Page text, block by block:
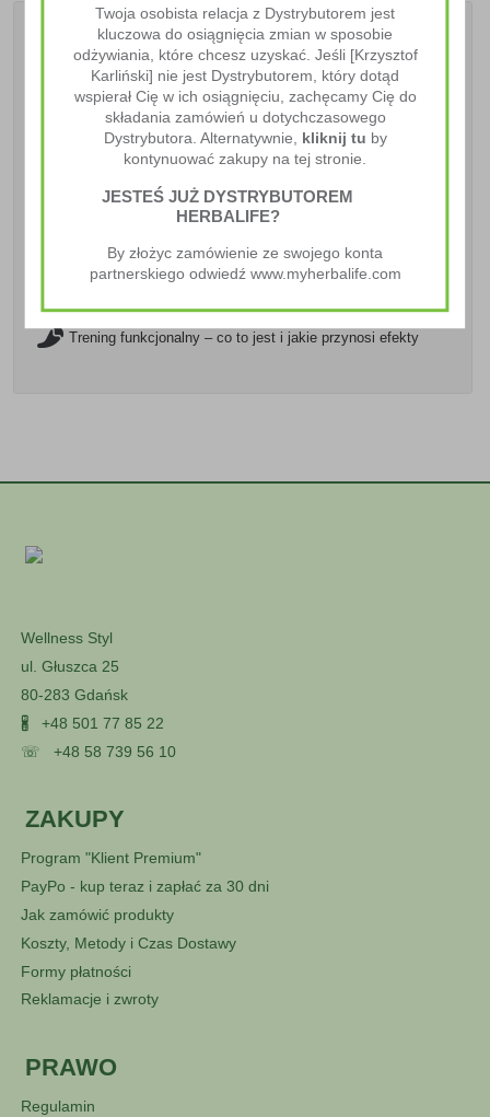
Ostatnie Artykuły
Zdrowe odżywianie – mity i fakty
Jak wprowadzić więcej warzyw i owoców do Twojej diety?
Trening funkcjonalny – co to jest i jakie przynosi efekty
Wellness Styl
ul. Głuszca 25
80-283 Gdańsk
🖁 +48 501 77 85 22
☏ +48 58 739 56 10
ZAKUPY
Program "Klient Premium"
PayPo - kup teraz i zapłać za 30 dni
Jak zamówić produkty
Koszty, Metody i Czas Dostawy
Formy płatności
Reklamacje i zwroty
PRAWO
Regulamin
Twoja osobista relacja z Dystrybutorem jest
kluczowa do osiągnięcia zmian w sposobie
odżywiania, które chcesz uzyskać. Jeśli [Krzysztof
Karliński] nie jest Dystrybutorem, który dotąd
wspierał Cię w ich osiągnięciu, zachęcamy Cię do
składania zamówień u dotychczasowego
Dystrybutora. Alternatywnie, kliknij tu by
kontynuować zakupy na tej stronie.
JESTEŚ JUŻ DYSTRYBUTOREM
HERBALIFE?
By złożyc zamówienie ze swojego konta
partnerskiego odwiedź www.myherbalife.com